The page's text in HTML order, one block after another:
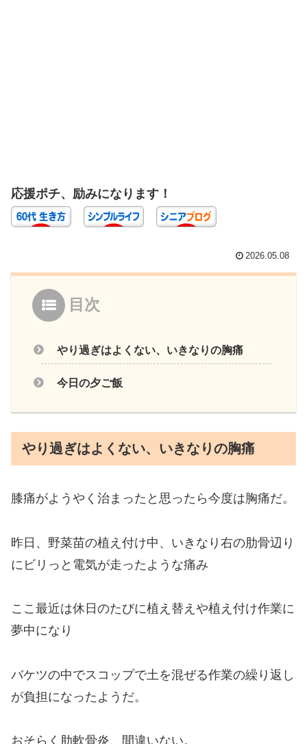
応援ポチ、励みになります！
2026.05.08
目次
やり過ぎはよくない、いきなりの胸痛
今日の夕ご飯
やり過ぎはよくない、いきなりの胸痛
膝痛がようやく治まったと思ったら今度は胸痛だ。
昨日、野菜苗の植え付け中、いきなり右の肋骨辺り
にビリっと電気が走ったような痛み
ここ最近は休日のたびに植え替えや植え付け作業に
夢中になり
バケツの中でスコップで土を混ぜる作業の繰り返し
が負担になったようだ。
おそらく肋軟骨炎、間違いない。